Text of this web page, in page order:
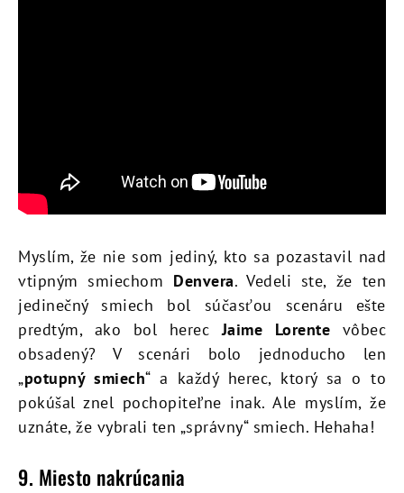
Myslím, že nie som jediný, kto sa pozastavil nad
vtipným smiechom Denvera. Vedeli ste, že ten
jedinečný smiech bol súčasťou scenáru ešte
predtým, ako bol herecJaime Lorente vôbec
obsadený? V scenári bolo jednoducho len
„potupný smiech“ a každý herec, ktorý sa o to
pokúšal znel pochopiteľne inak. Ale myslím, že
uznáte, že vybrali ten „správny“ smiech. Hehaha!
9. Miesto nakrúcania